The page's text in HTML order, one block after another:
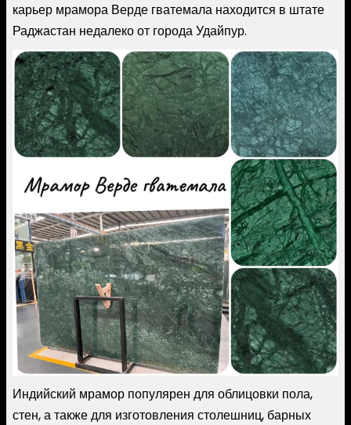
карьер мрамора Верде гватемала находится в штате
Раджастан недалеко от города Удайпур.
Индийский мрамор популярен для облицовки пола,
стен, а также для изготовления столешниц, барных